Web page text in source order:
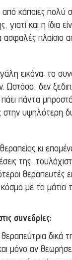
κάποιες
και η
ασφαλές
εικόνα: το
δεν
πάντα
στην
κι
της,
με τα
συνεδρίες;
μόνο αν